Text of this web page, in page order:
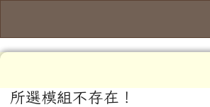
主內容區域
所選模組不存在！
頁尾區域